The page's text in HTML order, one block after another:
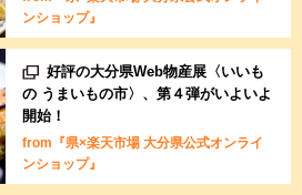
ンショップ』
好評の大分県Web物産展〈いいも
の うまいもの市〉、第４弾がいよいよ
開始！
from『県×楽天市場 大分県公式オンライ
ンショップ』